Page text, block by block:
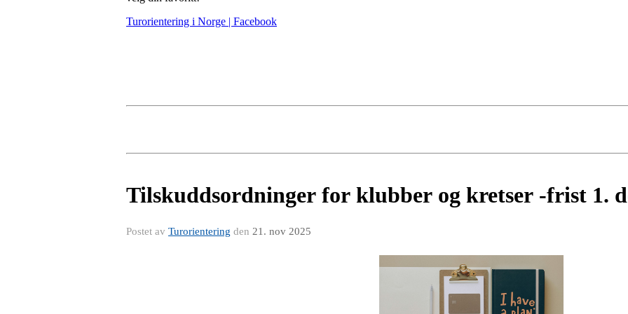
Turorientering i Norge | Facebook
Tilskuddsordninger for klubber og kretser -frist 1.
Postet av Turorientering den 21. nov 2025